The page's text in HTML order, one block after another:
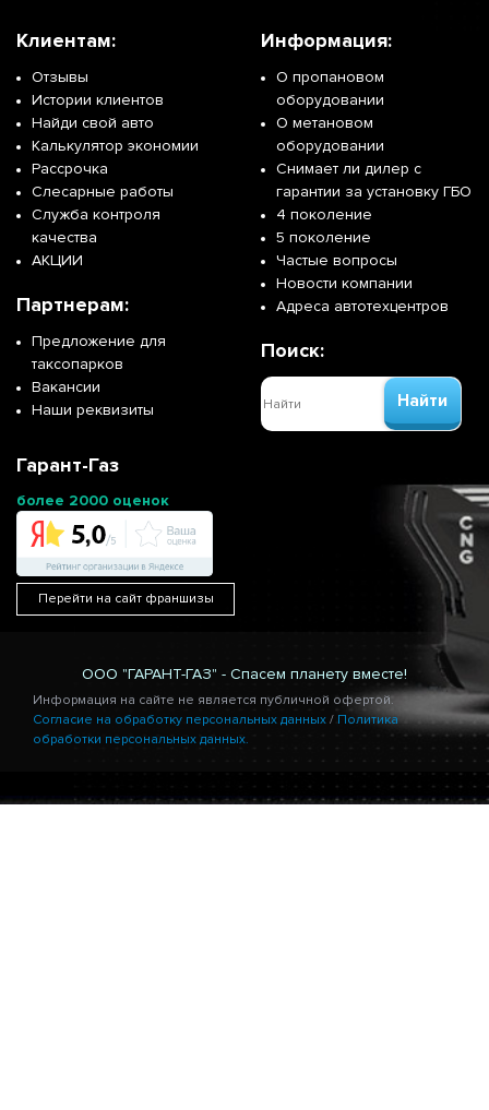
Клиентам:
Отзывы
Истории клиентов
Найди свой авто
Калькулятор экономии
Рассрочка
Слесарные работы
Служба контроля
качества
АКЦИИ
Партнерам:
Предложение для
таксопарков
Вакансии
Наши реквизиты
Информация:
О пропановом
оборудовании
О метановом
оборудовании
Снимает ли дилер с
гарантии за установку ГБО
4 поколение
5 поколение
Частые вопросы
Новости компании
Адреса автотехцентров
Поиск:
Найти
Гарант-Газ
более 2000 оценок
Перейти на сайт франшизы
ООО "ГАРАНТ-ГАЗ" - Спасем планету вместе!
Информация на сайте не является публичной офертой.
Согласие на обработку персональных данных / Политика
обработки персональных данных.